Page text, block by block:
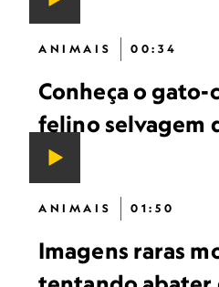
ANIMAIS 00:34
Conheça o
felino selvagem
ANIMAIS 01:50
Imagens raras